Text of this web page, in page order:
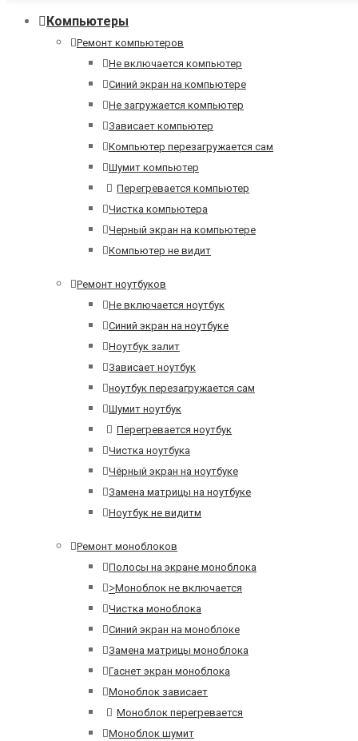
Компьютеры
Ремонт компьютеров
Не включается компьютер
Синий экран на компьютере
Не загружается компьютер
Зависает компьютер
Компьютер перезагружается сам
Шумит компьютер
Перегревается компьютер
Чистка компьютера
Черный экран на компьютере
Компьютер не видит
Ремонт ноутбуков
Не включается ноутбук
Синий экран на ноутбуке
Ноутбук залит
Зависает ноутбук
ноутбук перезагружается сам
Шумит ноутбук
Перегревается ноутбук
Чистка ноутбука
Чёрный экран на ноутбуке
Замена матрицы на ноутбуке
Ноутбук не видитм
Ремонт моноблоков
Полосы на экране моноблока
>Моноблок не включается
Чистка моноблока
Синий экран на моноблоке
Замена матрицы моноблока
Гаснет экран моноблока
Моноблок зависает
Моноблок перегревается
Моноблок шумит